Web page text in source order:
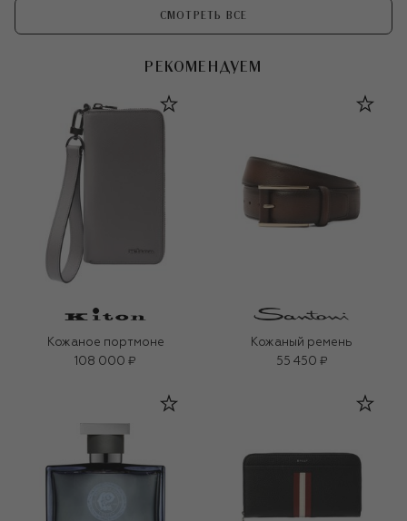
СМОТРЕТЬ ВСЕ
РЕКОМЕНДУЕМ
Кожаное портмоне
108 000 ₽
Кожаный ремень
55 450 ₽